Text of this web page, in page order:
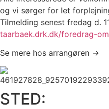
og vi sørger for let
Tilmelding senest fredag d.
taarbaek.drk.dk/foredrag-
Se mere hos arrangøren →
STED: